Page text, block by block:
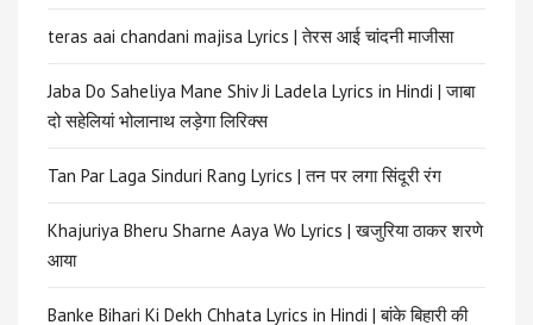
teras aai chandani majisa Lyrics | तेरस आई चांदनी माजीसा
Jaba Do Saheliya Mane Shiv Ji Ladela Lyrics in Hindi | जाबा
दो सहेलियां भोलानाथ लड़ेगा लिरिक्स
Tan Par Laga Sinduri Rang Lyrics | तन पर लगा सिंदूरी रंग
Khajuriya Bheru Sharne Aaya Wo Lyrics | खजुरिया ठाकर शरणे
आया
Banke Bihari Ki Dekh Chhata Lyrics in Hindi | बांके बिहारी की